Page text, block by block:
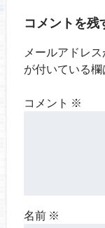
コメントを残
メールアドレ
が付いている
コメント ※
名前 ※